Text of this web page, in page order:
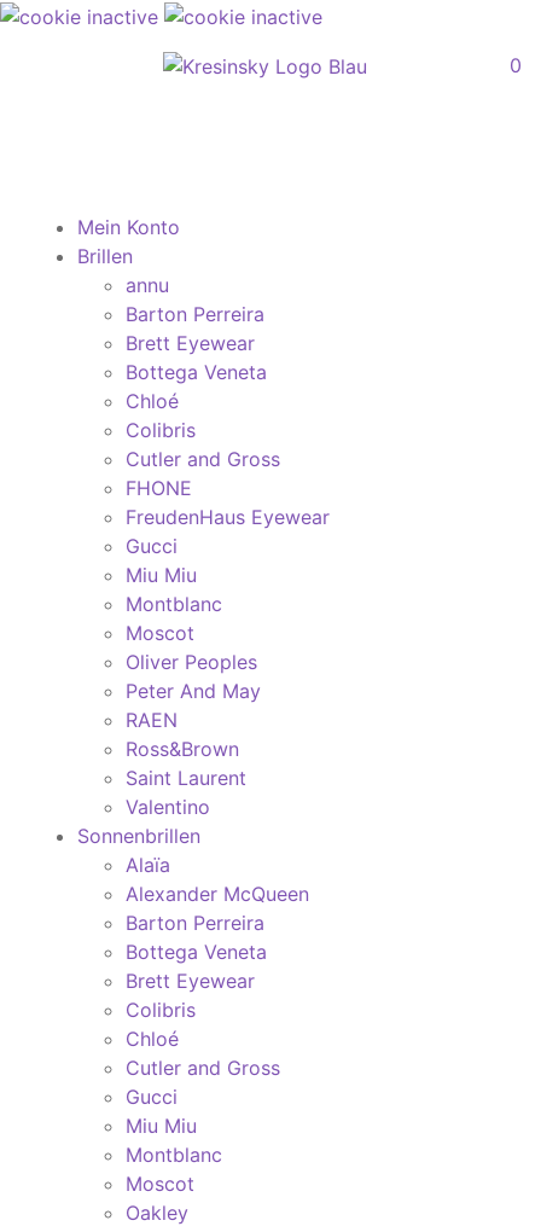
0
Mein Konto
Brillen
annu
Barton Perreira
Brett Eyewear
Bottega Veneta
Chloé
Colibris
Cutler and Gross
FHONE
FreudenHaus Eyewear
Gucci
Miu Miu
Montblanc
Moscot
Oliver Peoples
Peter And May
RAEN
Ross&Brown
Saint Laurent
Valentino
Sonnenbrillen
Alaïa
Alexander McQueen
Barton Perreira
Bottega Veneta
Brett Eyewear
Colibris
Chloé
Cutler and Gross
Gucci
Miu Miu
Montblanc
Moscot
Oakley